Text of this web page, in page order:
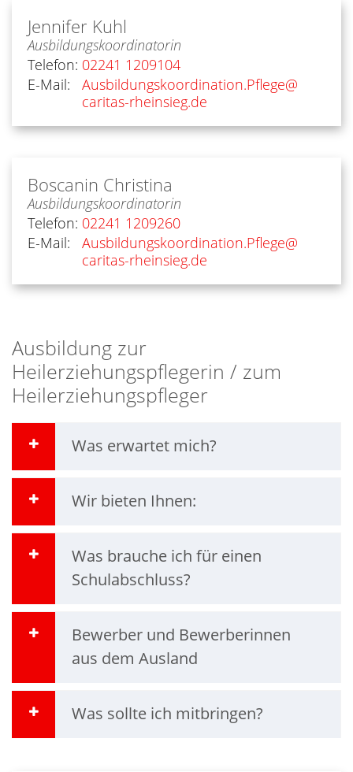
Jennifer Kuhl
Ausbildungskoordinatorin
Telefon: 02241 1209104
E-Mail:
Ausbildungskoordination.Pflege@​
caritas-rheinsieg.de
Boscanin Christina
Ausbildungskoordinatorin
Telefon: 02241 1209260
E-Mail:
Ausbildungskoordination.Pflege@​
caritas-rheinsieg.de
Ausbildung zur
Heilerziehungspflegerin / zum
Heilerziehungspfleger
Was erwartet mich?
Wir bieten Ihnen:
Was brauche ich für einen
Schulabschluss?
Bewerber und Bewerberinnen
aus dem Ausland
Was sollte ich mitbringen?